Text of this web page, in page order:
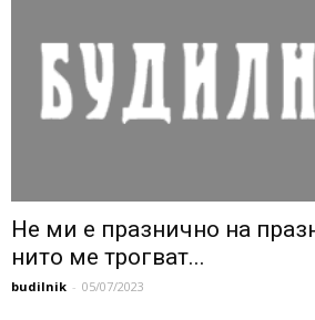
Не ми е празнично на
нито ме трогват...
budilnik - 05/07/2023